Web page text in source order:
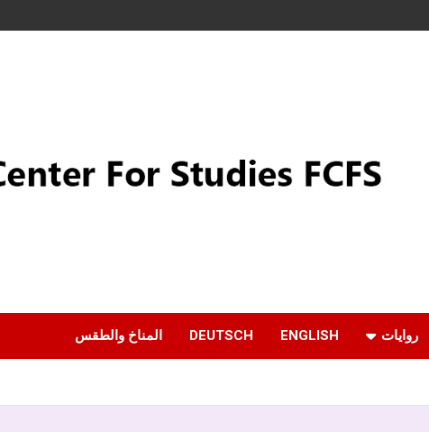
روايات ENGLISH
DEUTSCH المناخ والطقس